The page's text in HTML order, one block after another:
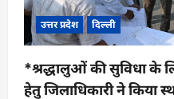
उत्तर प्रदेश दिल्ली
*श्रद्धालुओं की सुविधा के
हेतु जिलाधिकारी ने किया